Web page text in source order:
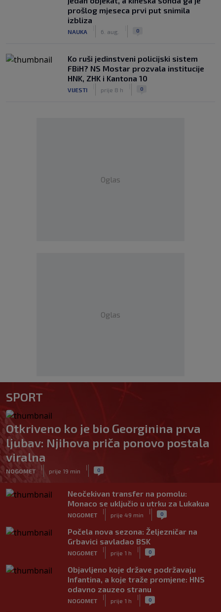
prošlog mjeseca prvi put snimila
izbliza
NAUKA 6. aug. 0
Ko ruši jedinstveni policijski sistem
FBiH? NS Mostar prozvala institucije
HNK, ZHK i Kantona 10
VIJESTI prije 8 h 0
Oglas
Oglas
SPORT
Otkriveno ko je bio Georginina prva
ljubav: Njihova priča ponovo postala
viralna
NOGOMET
|
prije 19 min
| 0
Neočekivan transfer na pomolu:
Monaco se uključio u utrku za Lukakua
NOGOMET
|
prije 49 min
| 0
Počela nova sezona: Željezničar na
Grbavici savladao BSK
NOGOMET
|
prije 1 h
| 0
Objavljeno koje države podržavaju
Infantina, a koje traže promjene: HNS
odavno zauzeo stranu
NOGOMET
|
prije 1 h
| 0